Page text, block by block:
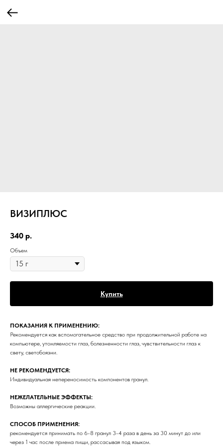
ВИЗИПЛЮС
340 р.
Объем
Купить
ПОКАЗАНИЯ К ПРИМЕНЕНИЮ:
Рекомендуется как вспомогательное средство при продолжительной работе на
компьютере, утомляемости глаз, болезненности глаз, чувствительности глаз к
свету, светобоязни.
НЕ РЕКОМЕНДУЕТСЯ:
Индивидуальная непереносимость компонентов гранул.
НЕЖЕЛАТЕЛЬНЫЕ ЭФФЕКТЫ:
Возможны аллергические реакции.
СПОСОБ ПРИМЕНЕНИЯ:
рекомендуется принимать по 6-8 гранул 3-4 раза в день за 30 минут до или
через 1 час после приема пищи, рассасывая под языком.